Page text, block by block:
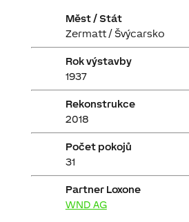
Měst / Stát
Zermatt / Švýcarsko
Rok výstavby
1937
Rekonstrukce
2018
Počet pokojů
31
Partner Loxone
WND AG